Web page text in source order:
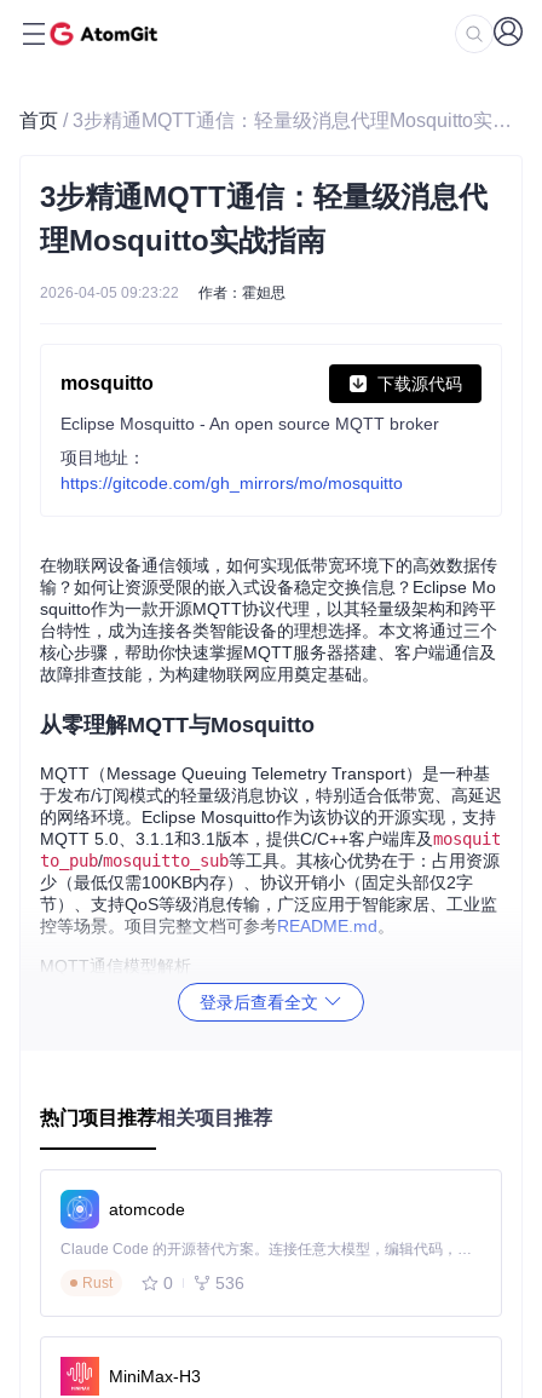
首页 / 3步精通MQTT通信：轻量级消息代理Mosquitto实战指南
3步精通MQTT通信：轻量级消息代
理Mosquitto实战指南
2026-04-05 09:23:22 作者：霍妲思
mosquitto 下载源代码
Eclipse Mosquitto - An open source MQTT broker
项目地址：
https://gitcode.com/gh_mirrors/mo/mosquitto
在物联网设备通信领域，如何实现低带宽环境下的高效数据传
输？如何让资源受限的嵌入式设备稳定交换信息？Eclipse Mo
squitto作为一款开源MQTT协议代理，以其轻量级架构和跨平
台特性，成为连接各类智能设备的理想选择。本文将通过三个
核心步骤，帮助你快速掌握MQTT服务器搭建、客户端通信及
故障排查技能，为构建物联网应用奠定基础。
从零理解MQTT与Mosquitto
MQTT（Message Queuing Telemetry Transport）是一种基
于发布/订阅模式的轻量级消息协议，特别适合低带宽、高延迟
的网络环境。Eclipse Mosquitto作为该协议的开源实现，支持
MQTT 5.0、3.1.1和3.1版本，提供C/C++客户端库及mosquit
to_pub/mosquitto_sub等工具。其核心优势在于：占用资源
少（最低仅需100KB内存）、协议开销小（固定头部仅2字
节）、支持QoS等级消息传输，广泛应用于智能家居、工业监
控等场景。项目完整文档可参考README.md。
MQTT通信模型解析
MQTT采用发布者-代理-订阅者的三元架构：
5分钟搭建Mosquitto服务器
准备工作
确保系统已安装Git和编译工具：
sudo apt update &&
登录后查看全文
热门项目推荐相关项目推荐
atomcode
Claude Code 的开源替代方案。连接任意大模型，编辑代码，运行命令，自动验证 — 全自动执行。用 Rust 构建，极致性能。 ｜ An open-source alternative to Claude Code. Connect any LLM, edit code, run commands, and verify changes — autonomously. Built in Rust for speed. Get Started
Rust
0 536
MiniMax-H3